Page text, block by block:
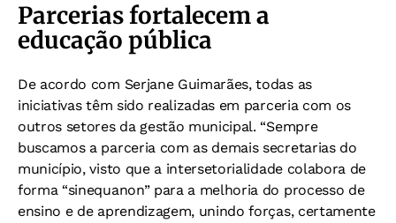
Parcerias fortalecem a
educação pública
De acordo com Serjane Guimarães, todas as
iniciativas têm sido realizadas em parceria com os
outros setores da gestão municipal. “Sempre
buscamos a parceria com as demais secretarias do
município, visto que a intersetorialidade colabora de
forma “sinequanon” para a melhoria do processo de
ensino e de aprendizagem, unindo forças, certamente